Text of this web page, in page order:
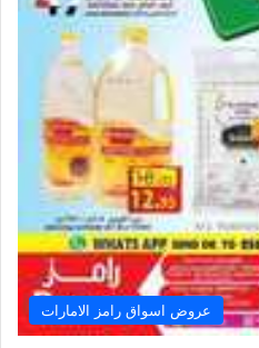
عروض اسواق رامز الامارات